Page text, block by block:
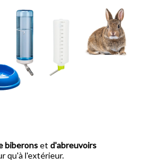
biberonset d'abreuvoirs
qu'à l'extérieur.